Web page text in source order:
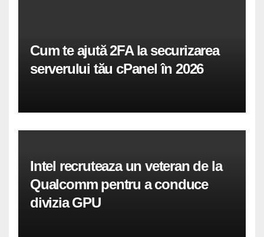
Cum te ajută 2FA la securizarea
serverului tău cPanel în 2026
Intel recruteaza un veteran de la
Qualcomm pentru a conduce
divizia GPU